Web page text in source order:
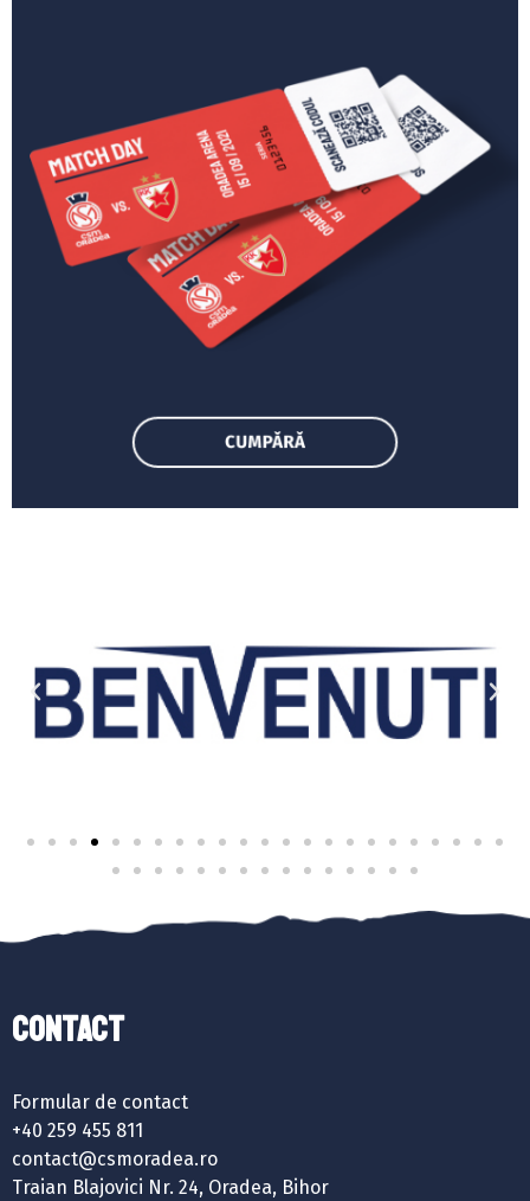
Contact
Formular de contact
+40 259 455 811
contact@csmoradea.ro
Traian Blajovici Nr. 24, Oradea, Bihor